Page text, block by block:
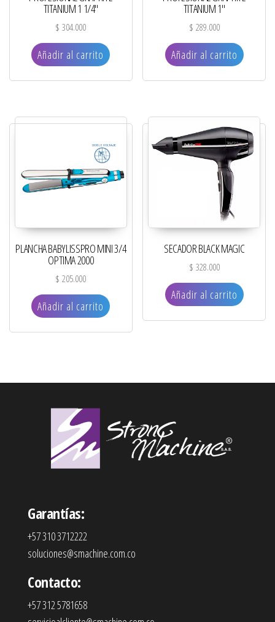
TITANIUM 1 1/4″
$ 304.000
Añadir al carrito
TITANIUM 1″
$ 289.000
Añadir al carrito
PLANCHA BABYLISSPRO MINI 3/4
OPTIMA 2000
$ 205.000
Añadir al carrito
SECADOR BLACK MAGIC
$ 328.000
Añadir al carrito
Garantías:
+57 310 3712222
soluciones@smachine.com.co
Contacto:
+57 312 5781658